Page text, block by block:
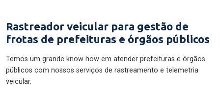
Rastreador veicular para gestão de
frotas de prefeituras e órgãos públicos
Temos um grande know how em atender prefeituras e órgãos
públicos com nossos serviços de rastreamento e telemetria
veicular.